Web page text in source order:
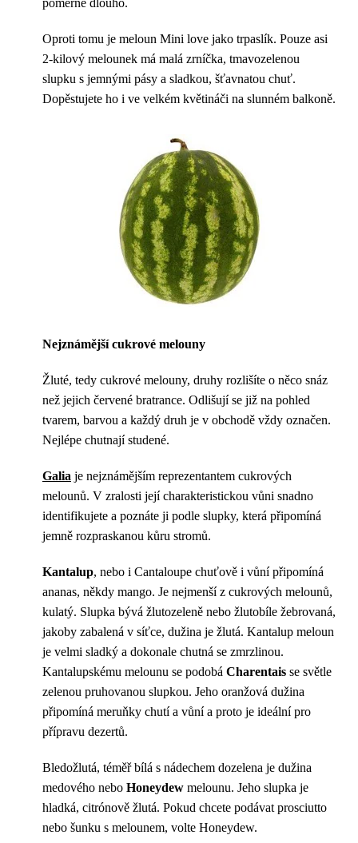
Oproti tomu je meloun Mini love jako trpaslík. Pouze asi
2-kilový melounek má malá zrníčka, tmavozelenou
slupku s jemnými pásy a sladkou, šťavnatou chuť.
Dopěstujete ho i ve velkém květináči na slunném balkoně.
Nejznámější cukrové melouny
Žluté, tedy cukrové melouny, druhy rozlišíte o něco snáz
než jejich červené bratrance. Odlišují se již na pohled
tvarem, barvou a každý druh je v obchodě vždy označen.
Nejlépe chutnají studené.
Galia je nejznámějším reprezentantem cukrových
melounů. V zralosti její charakteristickou vůni snadno
identifikujete a poznáte ji podle slupky, která připomíná
jemně rozpraskanou kůru stromů.
Kantalup, nebo i Cantaloupe chuťově i vůní připomíná
ananas, někdy mango. Je nejmenší z cukrových melounů,
kulatý. Slupka bývá žlutozeleně nebo žlutobíle žebrovaná,
jakoby zabalená v síťce, dužina je žlutá. Kantalup meloun
je velmi sladký a dokonale chutná se zmrzlinou.
Kantalupskému melounu se podobá Charentais se světle
zelenou pruhovanou slupkou. Jeho oranžová dužina
připomíná meruňky chutí a vůní a proto je ideální pro
přípravu dezertů.
Bledožlutá, téměř bílá s nádechem dozelena je dužina
medového nebo Honeydew melounu. Jeho slupka je
hladká, citrónově žlutá. Pokud chcete podávat prosciutto
nebo šunku s melounem, volte Honeydew.